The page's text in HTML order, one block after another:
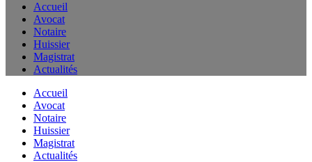
Accueil
Avocat
Notaire
Huissier
Magistrat
Actualités
Accueil
Avocat
Notaire
Huissier
Magistrat
Actualités